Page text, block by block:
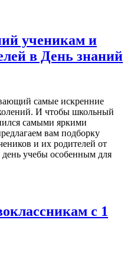
ученикам и
в День знаний
самые искренние
И чтобы школьный
самыми яркими
вам подборку
и их родителей от
учебы особенным для
с 1